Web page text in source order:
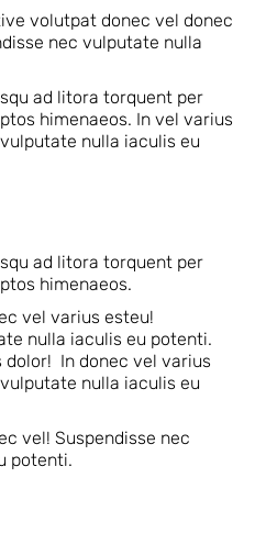
volutpat donec vel donec
nec vulputate nulla
ad litora torquent per
himenaeos. In vel varius
nulla iaculis eu
ad litora torquent per
himenaeos.
vel varius esteu!
nulla iaculis eu potenti.
dolor! In donec vel varius
nulla iaculis eu
vel! Suspendisse nec
potenti.